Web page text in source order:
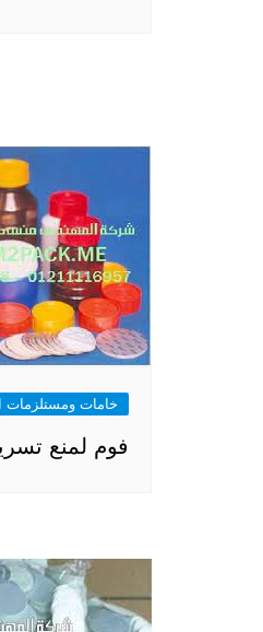
خامات ومستلزمات
فوم لمنع